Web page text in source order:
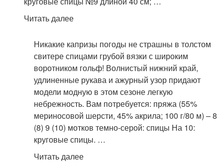
Читать далее
Никакие капризы погоды не страшны в толстом
свитере спицами грубой вязки с широким
воротником гольф! Волнистый нижний край,
удлиненные рукава и ажурный узор придают
модели модную в этом сезоне легкую
небрежность. Вам потребуется: пряжа (55%
мериносовой шерсти, 45% акрила; 100 г/80 м) – 8
(8) 9 (10) мотков темно-серой: спицы На 10:
круговые спицы. …
Читать далее